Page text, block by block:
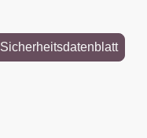
Sicherheitsdatenblatt